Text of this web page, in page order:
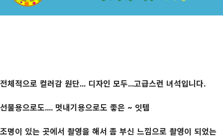
전체적으로 컬러감 원단... 디자인 모두...고급스런 녀석입니다.
선물용으로도.... 멋내기용으로도 좋은 ~ 잇템
조명이 있는 곳에서 촬영을 해서 좀 부신 느낌으로 촬영이 되었는